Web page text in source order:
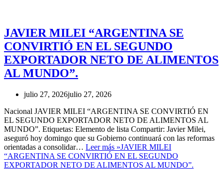
JAVIER MILEI “ARGENTINA SE
CONVIRTIÓ EN EL SEGUNDO
EXPORTADOR NETO DE ALIMENTOS
AL MUNDO”.
julio 27, 2026julio 27, 2026
Nacional JAVIER MILEI “ARGENTINA SE CONVIRTIÓ EN
EL SEGUNDO EXPORTADOR NETO DE ALIMENTOS AL
MUNDO”. Etiquetas: Elemento de lista Compartir: Javier Milei,
aseguró hoy domingo que su Gobierno continuará con las reformas
orientadas a consolidar… Leer más »JAVIER MILEI
“ARGENTINA SE CONVIRTIÓ EN EL SEGUNDO
EXPORTADOR NETO DE ALIMENTOS AL MUNDO”.